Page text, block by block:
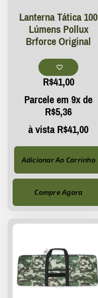
Lanterna Tática 100
Lúmens Pollux
Brforce Original
R$41,00
Parcele em 9x de
R$5,36
à vistaR$41,00
Adicionar Ao Carrinho
Compre Agora